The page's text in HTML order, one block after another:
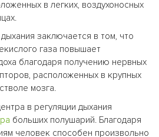
в легких, воздухоносных
заключается в том, что
газа повышает
благодаря получению нервных
расположенных в крупных
мозга.
в регуляции дыхания
больших полушарий. Благодаря
человек способен произвольно